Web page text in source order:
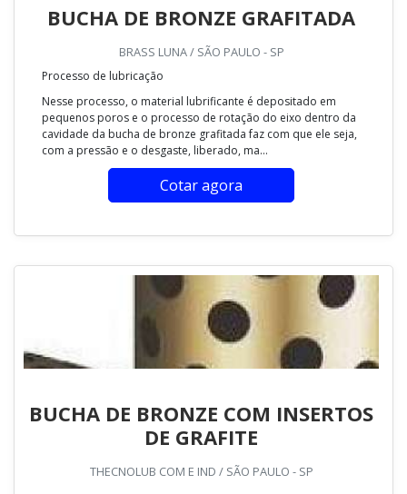
BUCHA DE BRONZE GRAFITADA
BRASS LUNA / SÃO PAULO - SP
Processo de lubricação
Nesse processo, o material lubrificante é depositado em
pequenos poros e o processo de rotação do eixo dentro da
cavidade da bucha de bronze grafitada faz com que ele seja,
com a pressão e o desgaste, liberado, ma...
Cotar agora
BUCHA DE BRONZE COM INSERTOS
DE GRAFITE
THECNOLUB COM E IND / SÃO PAULO - SP